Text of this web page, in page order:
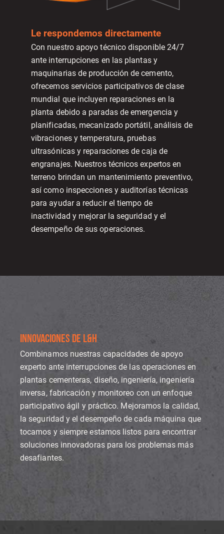
Le respondemos directamente
Con nuestro apoyo técnico disponible 24/7
ante interrupciones en las plantas y
maquinarias de producción de cemento,
ofrecemos servicios participativos de clase
mundial que incluyen reparaciones en la
planta debido a paradas de emergencia y
planificadas, mecanizado portátil, análisis de
vibraciones y temperatura, pruebas
ultrasónicas y reparaciones de caja de
engranajes. Nuestros técnicos expertos en
terreno brindan un mantenimiento preventivo,
así como inspecciones y auditorías técnicas
para ayudar a reducir el tiempo de
inactividad y mejorar la seguridad y el
desempeño de sus operaciones.
INNOVACIONES DE L&H
Combinamos nuestras capacidades de apoyo
experto ante interrupciones de las operaciones en
plantas cementeras, diseño, ingeniería, ingeniería
inversa, fabricación y monitoreo con un enfoque
participativo ágil y práctico. Mejoramos la calidad,
la seguridad y el desempeño de cada máquina que
tocamos y siempre estamos listos para encontrar
soluciones innovadoras para los problemas más
desafiantes.